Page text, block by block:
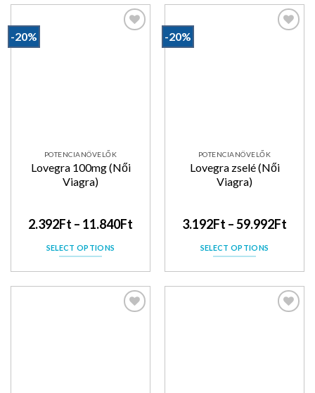
-20%
POTENCIANÖVELŐK
Lovegra 100mg (Női
Viagra)
2.392Ft – 11.840Ft
SELECT OPTIONS
-20%
POTENCIANÖVELŐK
Lovegra zselé (Női
Viagra)
3.192Ft –59.992Ft
SELECT OPTIONS